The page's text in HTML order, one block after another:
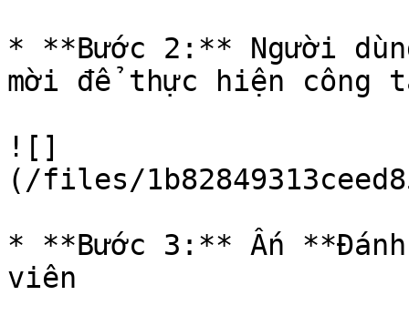
* **Bước 2:** Người
mời để thực hiện công
![]
(/files/
* **Bước 3:** Ấn
viên